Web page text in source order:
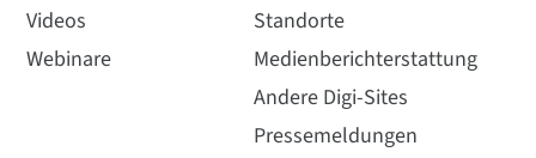
Videos
Webinare
Standorte
Medienberichterstattung
Andere Digi-Sites
Pressemeldungen